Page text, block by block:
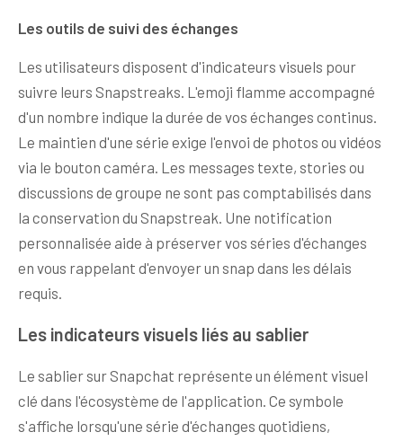
Les outils de suivi des échanges
Les utilisateurs disposent d'indicateurs visuels pour
suivre leurs Snapstreaks. L'emoji flamme accompagné
d'un nombre indique la durée de vos échanges continus.
Le maintien d'une série exige l'envoi de photos ou vidéos
via le bouton caméra. Les messages texte, stories ou
discussions de groupe ne sont pas comptabilisés dans
la conservation du Snapstreak. Une notification
personnalisée aide à préserver vos séries d'échanges
en vous rappelant d'envoyer un snap dans les délais
requis.
Les indicateurs visuels liés au sablier
Le sablier sur Snapchat représente un élément visuel
clé dans l'écosystème de l'application. Ce symbole
s'affiche lorsqu'une série d'échanges quotidiens,